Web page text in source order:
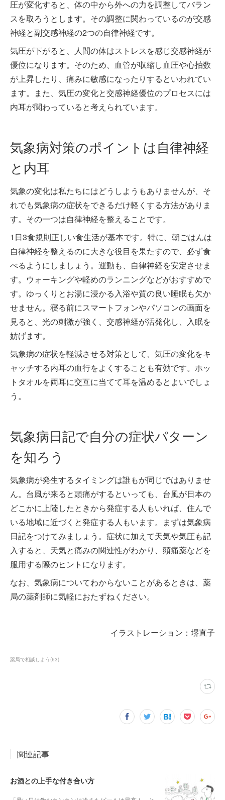
圧が変化すると、体の中から外への力を調整してバラン
スを取ろうとします。その調整に関わっているのが交感
神経と副交感神経の2つの自律神経です。
気圧が下がると、人間の体はストレスを感じ交感神経が
優位になります。そのため、血管が収縮し血圧や心拍数
が上昇したり、痛みに敏感になったりするといわれてい
ます。また、気圧の変化と交感神経優位のプロセスには
内耳が関わっていると考えられています。
気象病対策のポイントは自律神経
と内耳
気象の変化は私たちにはどうしようもありませんが、そ
れでも気象病の症状をできるだけ軽くする方法がありま
す。その一つは自律神経を整えることです。
1日3食規則正しい食生活が基本です。特に、朝ごはんは
自律神経を整えるのに大きな役目を果たすので、必ず食
べるようにしましょう。運動も、自律神経を安定させま
す。ウォーキングや軽めのランニングなどがおすすめで
す。ゆっくりとお湯に浸かる入浴や質の良い睡眠も欠か
せません。寝る前にスマートフォンやパソコンの画面を
見ると、光の刺激が強く、交感神経が活発化し、入眠を
妨げます。
気象病の症状を軽減させる対策として、気圧の変化をキ
ャッチする内耳の血行をよくすることも有効です。ホッ
トタオルを両耳に交互に当てて耳を温めるとよいでしょ
う。
気象病日記で自分の症状パターン
を知ろう
気象病が発生するタイミングは誰もが同じではありませ
ん。台風が来ると頭痛がするといっても、台風が日本の
どこかに上陸したときから発症する人もいれば、住んで
いる地域に近づくと発症する人もいます。まずは気象病
日記をつけてみましょう。症状に加えて天気や気圧も記
入すると、天気と痛みの関連性がわかり、頭痛薬などを
服用する際のヒントになります。
なお、気象病についてわからないことがあるときは、薬
局の薬剤師に気軽におたずねください。
イラストレーション：堺直子
薬局で相談しよう (63)
関連記事
お酒との上手な付き合い方